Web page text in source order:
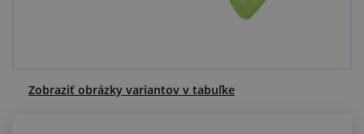
O nás a kariéra
Zobraziť obrázky variantov v tabuľke